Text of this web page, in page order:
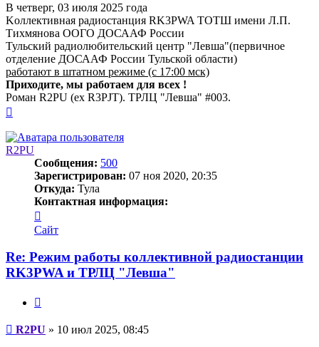
В четверг, 03 июля 2025 года
Kоллективная радиостанция RK3PWA ТОТШ имени Л.П.
Тихмянова ООГО ДОСААФ России
Тульский радиолюбительский центр "Левша"(первичное
отделение ДОСААФ России Тульской области)
работают в штатном режиме (с 17:00 мск)
Приходите, мы работаем для всех !
Роман R2PU (ex R3PJT). ТРЛЦ "Левша" #003.
началу
R2PU
Сообщения: 500
Зарегистрирован: 07 ноя 2020, 20:35
Откуда: Тула
Контактная информация:
информация
пользователя
Сайт
Re: Режим работы коллективной радиостанции
RK3PWA и ТРЛЦ "Левша"
Сообщение
R2PU » 10 июл 2025, 08:45